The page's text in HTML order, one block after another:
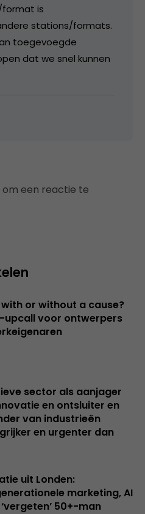
is
stations/formats.
toegevoegde
dat we snel kunnen
om een reactie te
with or without a cause?
upcall voor ontwerpers
sector als aanjager
en ontsluiter en
van industrieën
en urgenter dan
uit Londen:
marketing, AI
50+-man